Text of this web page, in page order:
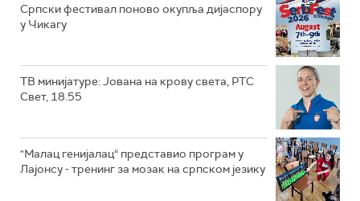
Српски фестивал поново окупља дијаспору
у Чикагу
ТВ минијатуре: Јована на крову света, РТС
Свет, 18.55
"Малац генијалац“ представио програм у
Лајонсу - тренинг за мозак на српском језику